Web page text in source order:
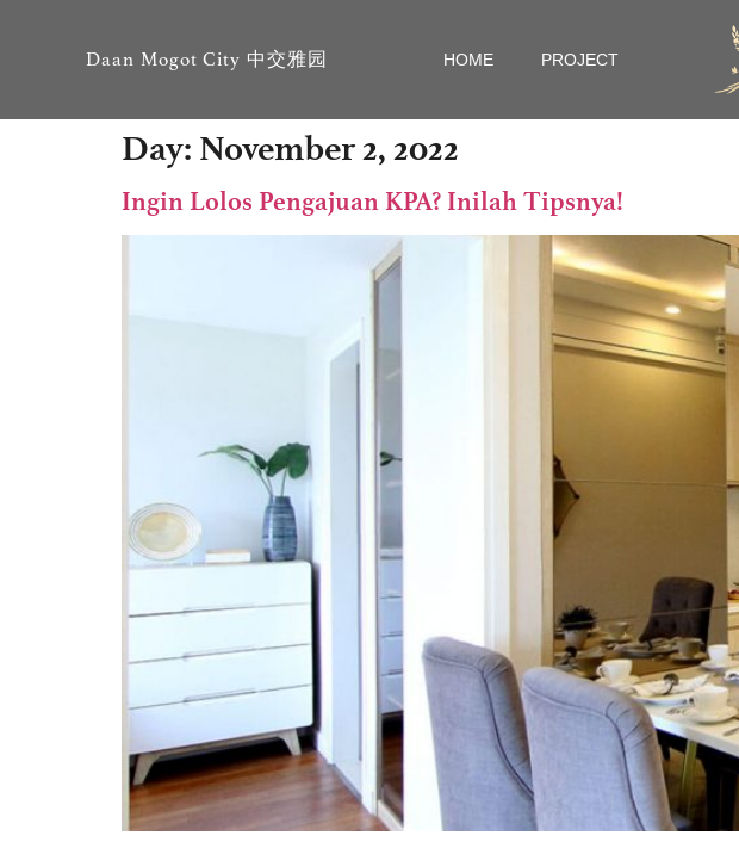
Daan Mogot City 中交雅园 HOME PROJECT
Day: November 2, 2022
Ingin Lolos Pengajuan KPA? Inilah Tipsnya!